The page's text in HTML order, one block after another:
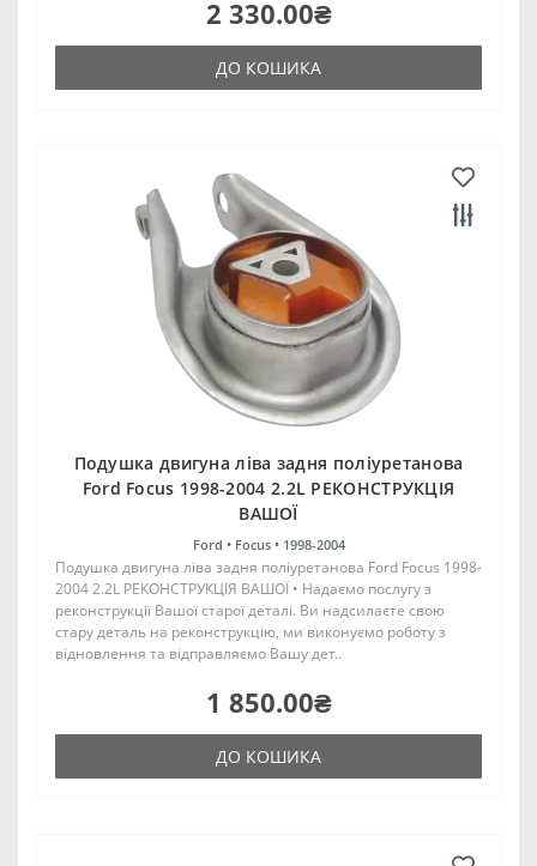
2 330.00₴
ДО КОШИКА
Подушка двигуна ліва задня поліуретанова
Ford Focus 1998-2004 2.2L РЕКОНСТРУКЦІЯ
ВАШОЇ
Ford • Focus • 1998-2004
Подушка двигуна ліва задня поліуретанова Ford Focus 1998-
2004 2.2L РЕКОНСТРУКЦІЯ ВАШОЇ • Надаємо послугу з
реконструкції Вашої старої деталі. Ви надсилаєте свою
стару деталь на реконструкцію, ми виконуємо роботу з
відновлення та відправляємо Вашу дет..
1 850.00₴
ДО КОШИКА